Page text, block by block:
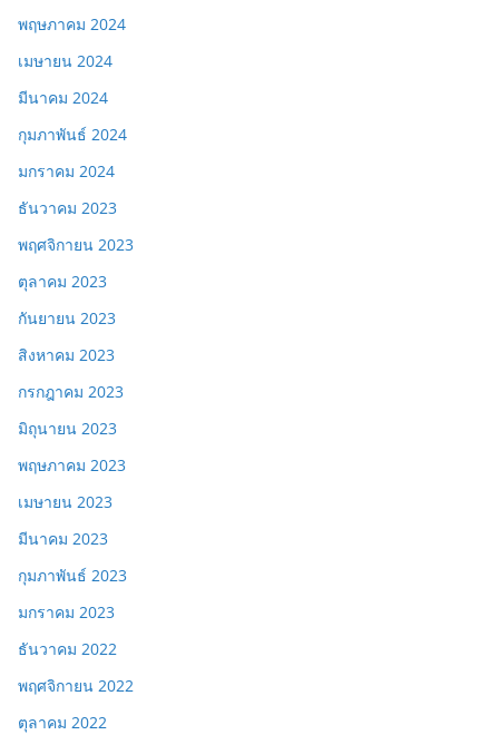
พฤษภาคม 2024
เมษายน 2024
มีนาคม 2024
กุมภาพันธ์ 2024
มกราคม 2024
ธันวาคม 2023
พฤศจิกายน 2023
ตุลาคม 2023
กันยายน 2023
สิงหาคม 2023
กรกฎาคม 2023
มิถุนายน 2023
พฤษภาคม 2023
เมษายน 2023
มีนาคม 2023
กุมภาพันธ์ 2023
มกราคม 2023
ธันวาคม 2022
พฤศจิกายน 2022
ตุลาคม 2022